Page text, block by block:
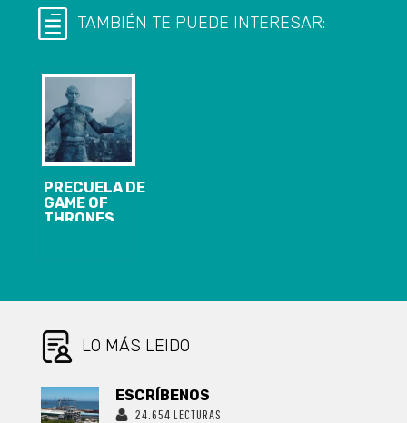
TAMBIÉN TE PUEDE INTERESAR:
PRECUELA DE
GAME OF
THRONES
LO MÁS LEIDO
ESCRÍBENOS
24.654 LECTURAS